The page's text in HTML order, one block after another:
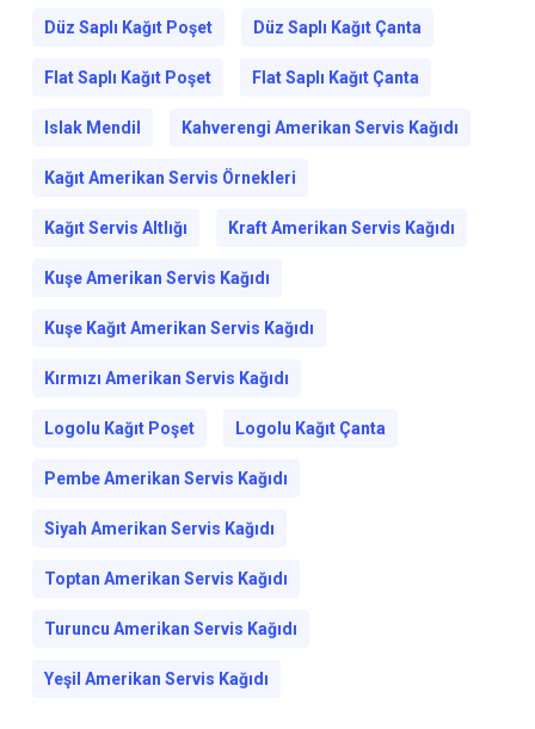
Düz Saplı Kağıt Poşet Düz Saplı Kağıt Çanta
Flat Saplı Kağıt Poşet Flat Saplı Kağıt Çanta
Islak Mendil Kahverengi Amerikan Servis Kağıdı
Kağıt Amerikan Servis Örnekleri
Kağıt Servis Altlığı Kraft Amerikan Servis Kağıdı
Kuşe Amerikan Servis Kağıdı
Kuşe Kağıt Amerikan Servis Kağıdı
Kırmızı Amerikan Servis Kağıdı
Logolu Kağıt Poşet Logolu Kağıt Çanta
Pembe Amerikan Servis Kağıdı
Siyah Amerikan Servis Kağıdı
Toptan Amerikan Servis Kağıdı
Turuncu Amerikan Servis Kağıdı
Yeşil Amerikan Servis Kağıdı